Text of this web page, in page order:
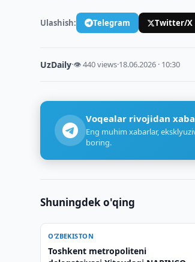
Ulashish: Telegram Twitter/X
UzDaily·👁 440 views·18.06.2026 · 10:30
Voqealar rivojidan
Eng muhim xabarlar,
boring.
Shuningdek o'qing
O‘ZBEKISTON
Toshkent metropoliteni